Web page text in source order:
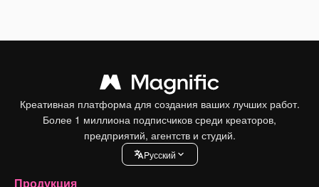
Креативная платформа для создания ваших лучших работ.
Более 1 миллиона подписчиков среди креаторов,
предприятий, агентств и студий.
Pусский
Продукция